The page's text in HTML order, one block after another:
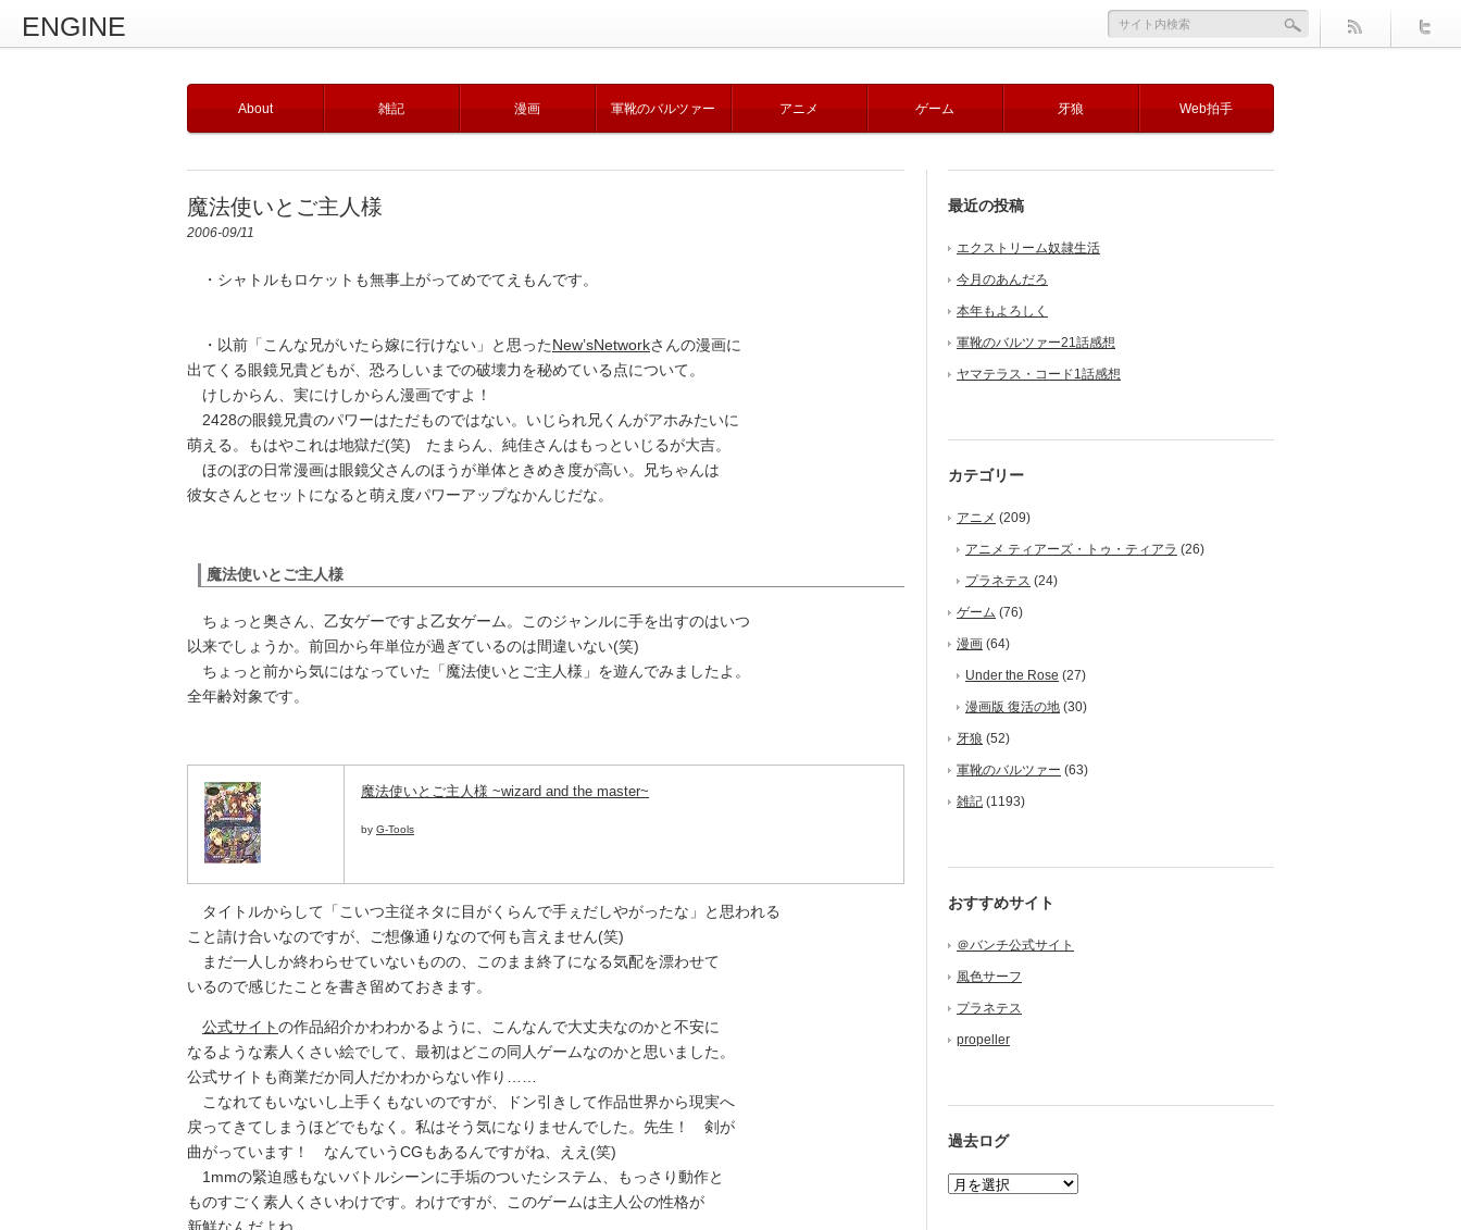
ENGINE
About 雑記 漫画 軍靴のバルツァー アニメ ゲーム 牙狼 Web拍手
魔法使いとご主人様
2006-09/11
・シャトルもロケットも無事上がってめでてえもんです。
・以前「こんな兄がいたら嫁に行けない」と思ったNew’sNetworkさんの漫画に
出てくる眼鏡兄貴どもが、恐ろしいまでの破壊力を秘めている点について。
けしからん、実にけしからん漫画ですよ！
2428の眼鏡兄貴のパワーはただものではない。いじられ兄くんがアホみたいに
萌える。もはやこれは地獄だ(笑) たまらん、純佳さんはもっといじるが大吉。
ほのぼの日常漫画は眼鏡父さんのほうが単体ときめき度が高い。兄ちゃんは
彼女さんとセットになると萌え度パワーアップなかんじだな。
魔法使いとご主人様
ちょっと奥さん、乙女ゲーですよ乙女ゲーム。このジャンルに手を出すのはいつ
以来でしょうか。前回から年単位が過ぎているのは間違いない(笑)
ちょっと前から気にはなっていた「魔法使いとご主人様」を遊んでみましたよ。
全年齢対象です。
魔法使いとご主人様 ~wizard and the master~
by G-Tools
タイトルからして「こいつ主従ネタに目がくらんで手ぇだしやがったな」と思われる
こと請け合いなのですが、ご想像通りなので何も言えません(笑)
まだ一人しか終わらせていないものの、このまま終了になる気配を漂わせて
いるので感じたことを書き留めておきます。
公式サイトの作品紹介かわわかるように、こんなんで大丈夫なのかと不安に
なるような素人くさい絵でして、最初はどこの同人ゲームなのかと思いました。
公式サイトも商業だか同人だかわからない作り……
こなれてもいないし上手くもないのですが、ドン引きして作品世界から現実へ
戻ってきてしまうほどでもなく。私はそう気になりませんでした。先生！ 剣が
曲がっています！ なんていうCGもあるんですがね、ええ(笑)
1mmの緊迫感もないバトルシーンに手垢のついたシステム、もっさり動作と
ものすごく素人くさいわけです。わけですが、このゲームは主人公の性格が
最近の投稿
エクストリーム奴隷生活
今月のあんだろ
本年もよろしく
軍靴のバルツァー21話感想
ヤマテラス・コード1話感想
カテゴリー
アニメ (209)
アニメ ティアーズ・トゥ・ティアラ (26)
プラネテス (24)
ゲーム (76)
漫画 (64)
Under the Rose (27)
漫画版 復活の地 (30)
牙狼 (52)
軍靴のバルツァー (63)
雑記 (1193)
おすすめサイト
＠バンチ公式サイト
風色サーフ
プラネテス
propeller
過去ログ